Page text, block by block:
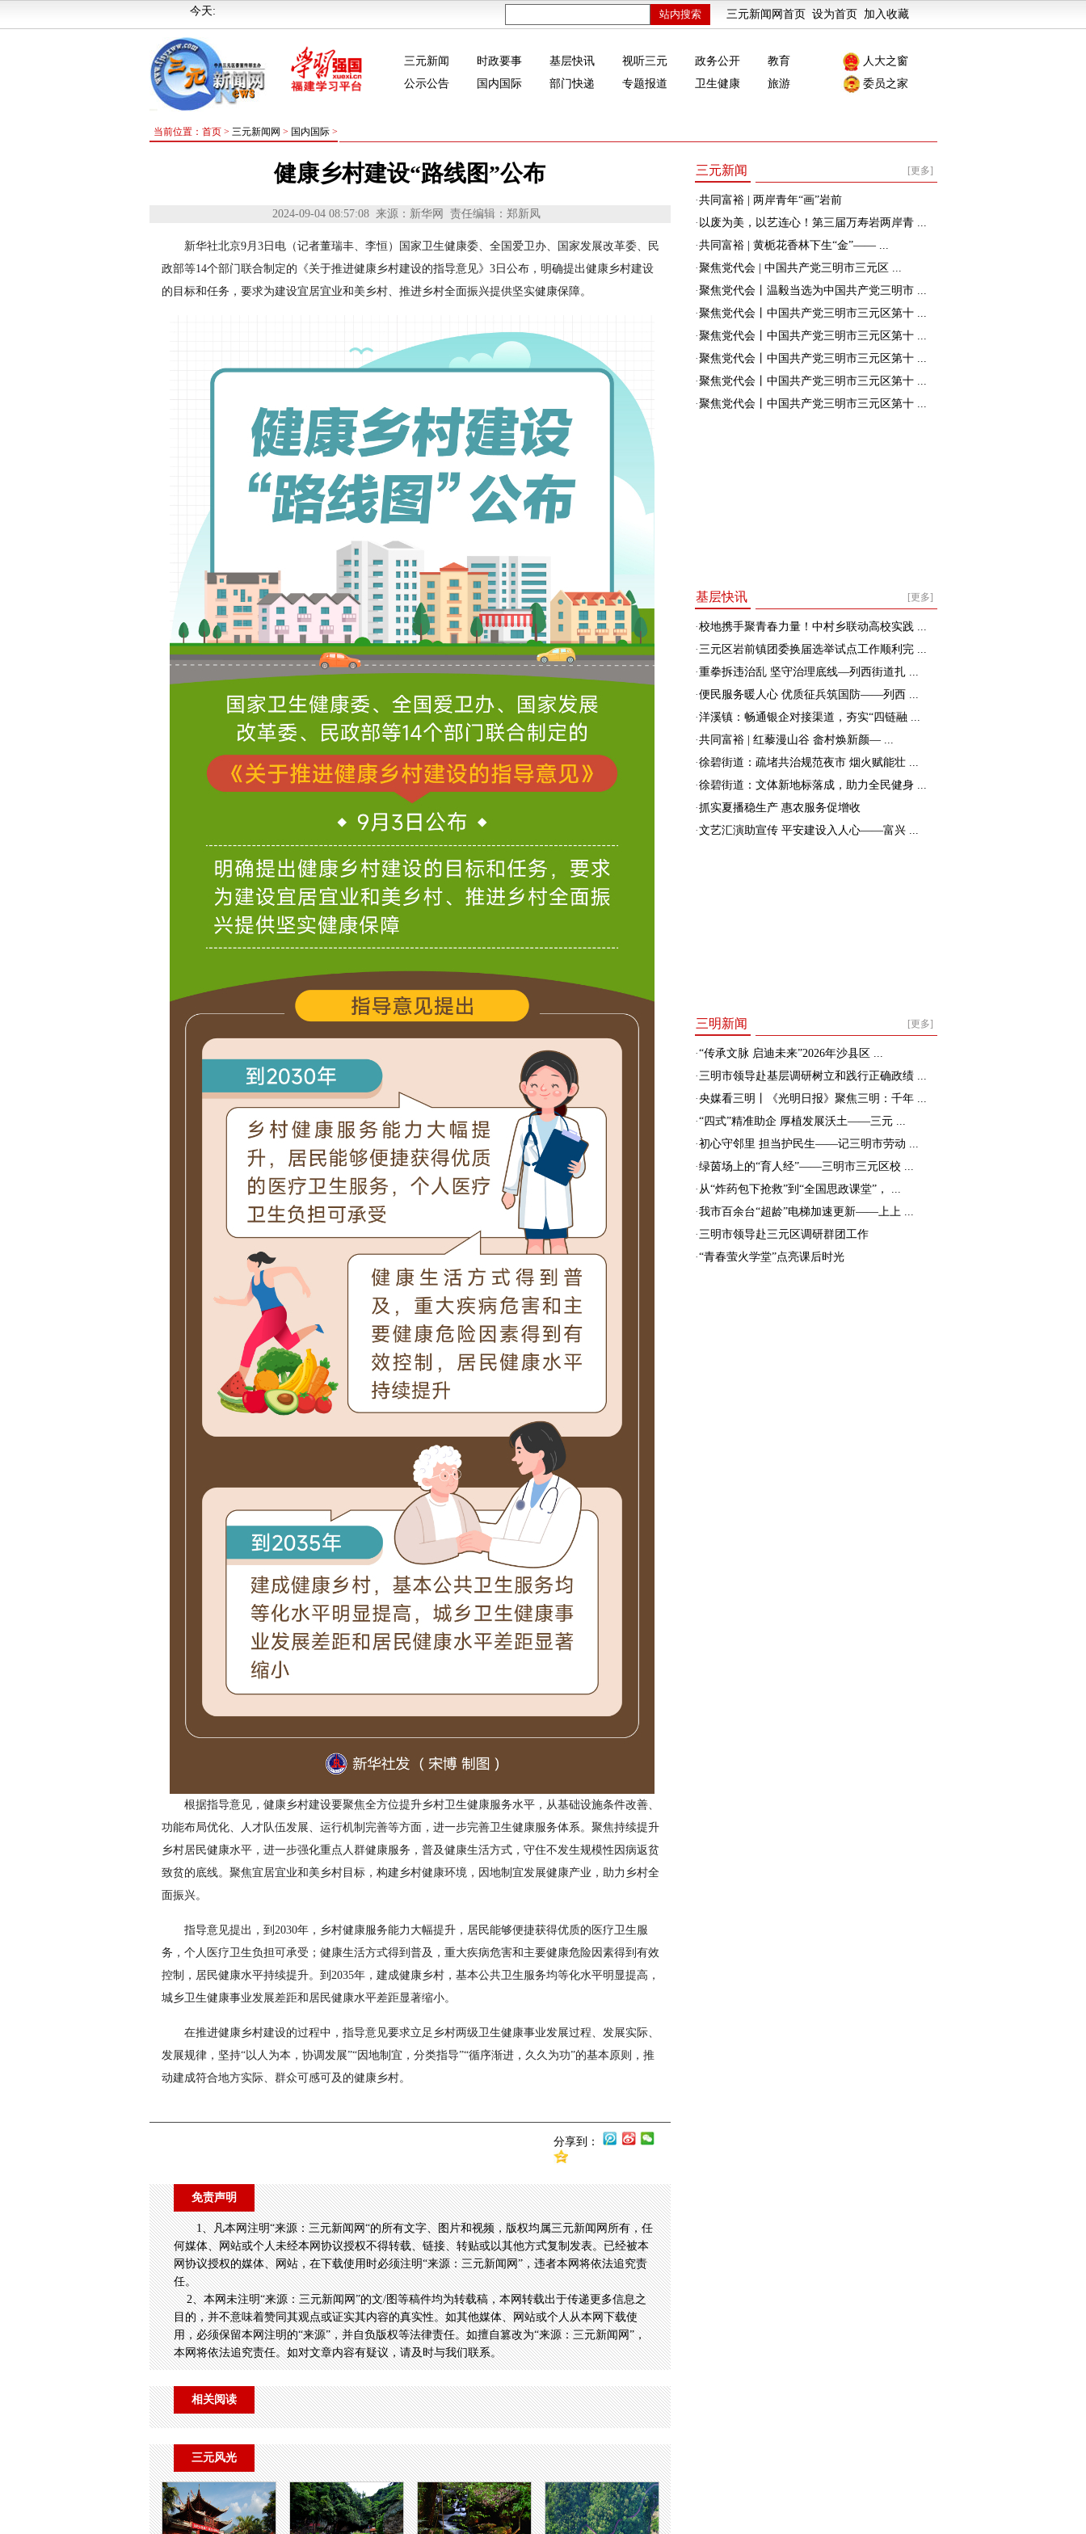
今天: 三元新闻网首页 设为首页 加入收藏
三元新闻 时政要事 基层快讯 视听三元 政务公开 教育
人大之窗
公示公告
国内国际 部门快递 专题报道 卫生健康 旅游 委员之家
当前位置：首页 > 三元新闻网 > 国内国际>
健康乡村建设“路线图”公布
2024-09-04 08:57:08 来源：新华网 责任编辑：郑新凤
新华社北京9月3日电（记者董瑞丰、李恒）国家卫生健康委、全国爱卫办、国家发展改革委、民
政部等14个部门联合制定的《关于推进健康乡村建设的指导意见》3日公布，明确提出健康乡村建设
的目标和任务，要求为建设宜居宜业和美乡村、推进乡村全面振兴提供坚实健康保障。
根据指导意见，健康乡村建设要聚焦全方位提升乡村卫生健康服务水平，从基础设施条件改善、
功能布局优化、人才队伍发展、运行机制完善等方面，进一步完善卫生健康服务体系。聚焦持续提升
乡村居民健康水平，进一步强化重点人群健康服务，普及健康生活方式，守住不发生规模性因病返贫
致贫的底线。聚焦宜居宜业和美乡村目标，构建乡村健康环境，因地制宜发展健康产业，助力乡村全
面振兴。
指导意见提出，到2030年，乡村健康服务能力大幅提升，居民能够便捷获得优质的医疗卫生服
务，个人医疗卫生负担可承受；健康生活方式得到普及，重大疾病危害和主要健康危险因素得到有效
控制，居民健康水平持续提升。到2035年，建成健康乡村，基本公共卫生服务均等化水平明显提高，
城乡卫生健康事业发展差距和居民健康水平差距显著缩小。
在推进健康乡村建设的过程中，指导意见要求立足乡村两级卫生健康事业发展过程、发展实际、
发展规律，坚持“以人为本，协调发展”“因地制宜，分类指导”“循序渐进，久久为功”的基本原则，推
动建成符合地方实际、群众可感可及的健康乡村。
分享到：
免责声明
1、凡本网注明“来源：三元新闻网“的所有文字、图片和视频，版权均属三元新闻网所有，任
何媒体、网站或个人未经本网协议授权不得转载、链接、转贴或以其他方式复制发表。已经被本
网协议授权的媒体、网站，在下载使用时必须注明“来源：三元新闻网”，违者本网将依法追究责
任。
2、本网未注明“来源：三元新闻网”的文/图等稿件均为转载稿，本网转载出于传递更多信息之
目的，并不意味着赞同其观点或证实其内容的真实性。如其他媒体、网站或个人从本网下载使
用，必须保留本网注明的“来源”，并自负版权等法律责任。如擅自篡改为“来源：三元新闻网”，
本网将依法追究责任。如对文章内容有疑议，请及时与我们联系。
相关阅读
三元风光
[更多]
三元新闻
·共同富裕 | 两岸青年“画”岩前
· 以废为美，以艺连心！第三届万寿岩两岸青 ...
·共同富裕 | 黄栀花香林下生“金”—— ...
·聚焦党代会 | 中国共产党三明市三元区 ...
·聚焦党代会丨温毅当选为中国共产党三明市 ...
·聚焦党代会丨中国共产党三明市三元区第十 ...
·聚焦党代会丨中国共产党三明市三元区第十 ...
·聚焦党代会丨中国共产党三明市三元区第十 ...
·聚焦党代会丨中国共产党三明市三元区第十 ...
·聚焦党代会丨中国共产党三明市三元区第十 ...
[更多]
基层快讯
·校地携手聚青春力量！中村乡联动高校实践 ...
·三元区岩前镇团委换届选举试点工作顺利完 ...
·重拳拆违治乱 坚守治理底线—列西街道扎 ...
·便民服务暖人心 优质征兵筑国防——列西 ...
·洋溪镇：畅通银企对接渠道，夯实“四链融 ...
·共同富裕 | 红藜漫山谷 畲村焕新颜— ...
·徐碧街道：疏堵共治规范夜市 烟火赋能壮 ...
·徐碧街道：文体新地标落成，助力全民健身 ...
·抓实夏播稳生产 惠农服务促增收
·文艺汇演助宣传 平安建设入人心——富兴 ...
[更多]
三明新闻
·“传承文脉 启迪未来”2026年沙县区 ...
·三明市领导赴基层调研树立和践行正确政绩 ...
·央媒看三明丨《光明日报》聚焦三明：千年 ...
·“四式”精准助企 厚植发展沃土——三元 ...
·初心守邻里 担当护民生——记三明市劳动 ...
·绿茵场上的“育人经”——三明市三元区校 ...
· 从“炸药包下抢救”到“全国思政课堂”， ...
·我市百余台“超龄”电梯加速更新——上上 ...
·三明市领导赴三元区调研群团工作
·“青春萤火学堂”点亮课后时光